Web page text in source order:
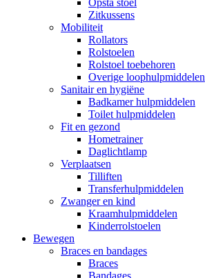
Zitkussens
Mobiliteit
Rollators
Rolstoelen
Rolstoel toebehoren
Overige loophulpmiddelen
Sanitair en hygiëne
Badkamer hulpmiddelen
Toilet hulpmiddelen
Fit en gezond
Hometrainer
Daglichtlamp
Verplaatsen
Tilliften
Transferhulpmiddelen
Zwanger en kind
Kraamhulpmiddelen
Kinderrolstoelen
Bewegen
Braces en bandages
Braces
Bandages